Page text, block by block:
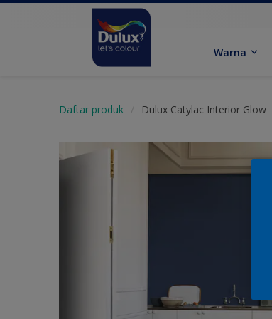
Warna
Daftar produk Dulux Catylac Interior Glow